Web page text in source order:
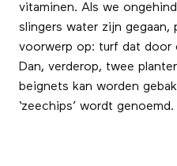
vitaminen. Als we
slingers water zijn
voorwerp op: turf dat door
Dan, verderop, twee
beignets kan worden
‘zeechips’ wordt genoemd.